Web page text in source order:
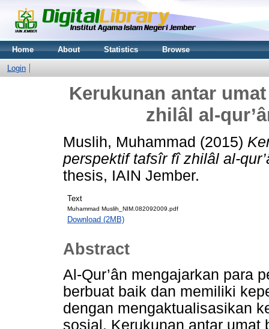
Home About Statistics Browse
Login
Kerukunan antar
zhilâl al-
Muslih, Muhammad (2015)
perspektif tafsîr fî zhilâl al-
thesis, IAIN Jember.
Text
Muhammad Muslih_NIM.082092009.pdf
Download (2MB)
Abstract
Al-Qur’ân mengajarkan para
berbuat baik dan memiliki
dengan mengaktualisasikan
sosial. Kerukunan antar umat